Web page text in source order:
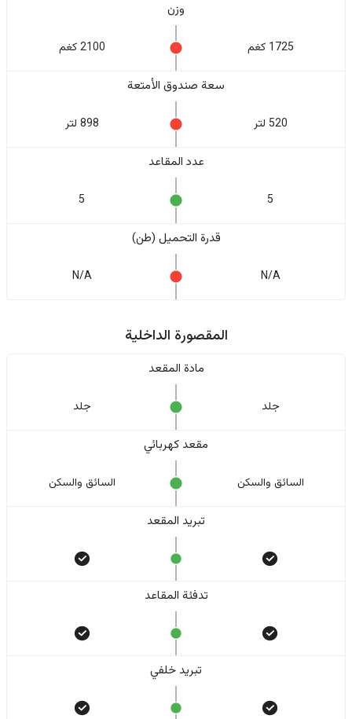
وزن
1725 كغم 2100 كغم
سعة صندوق الأمتعة
520 لتر 898 لتر
عدد المقاعد
5
5
قدرة التحميل (طن)
N/A
N/A
المقصورة الداخلية
مادة المقعد
جلد جلد
مقعد كهربائي
السائق والسکن السائق والسکن
تبريد المقعد
تدفئة المقاعد
تبريد خلفي